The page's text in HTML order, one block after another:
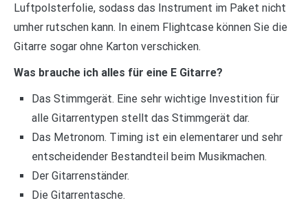
Luftpolsterfolie, sodass das Instrument im Paket nicht
umher rutschen kann. In einem Flightcase können Sie die
Gitarre sogar ohne Karton verschicken.
Was brauche ich alles für eine E Gitarre?
Das Stimmgerät. Eine sehr wichtige Investition für
alle Gitarrentypen stellt das Stimmgerät dar.
Das Metronom. Timing ist ein elementarer und sehr
entscheidender Bestandteil beim Musikmachen.
Der Gitarrenständer.
Die Gitarrentasche.